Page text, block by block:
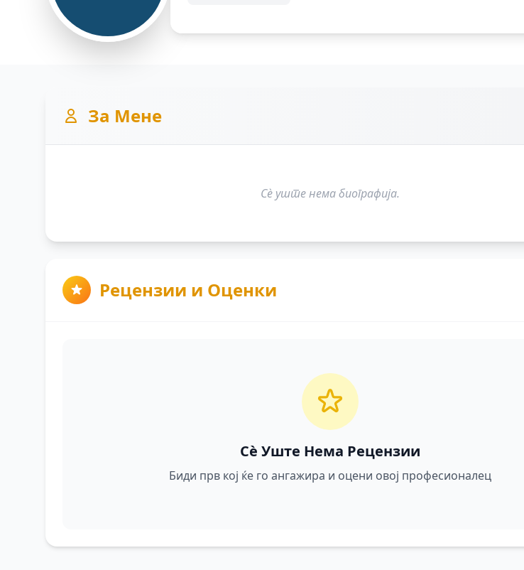
За Мене
Сè уште нема биографија.
Рецензии и Оценки
Сè Уште Нема Рецензии
Биди прв кој ќе го ангажира и оцени овој професионалец